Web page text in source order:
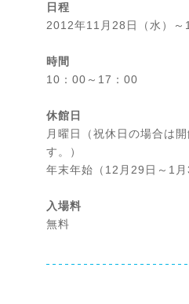
日程
2012年11月28日（水）～
時間
10：00～17：00
休館日
月曜日（祝休日の場合は
す。）
年末年始（12月29日～1月
入場料
無料